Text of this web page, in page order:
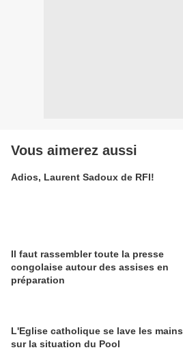
Vous aimerez aussi
Adios, Laurent Sadoux de RFI!
Il faut rassembler toute la presse
congolaise autour des assises en
préparation
L'Eglise catholique se lave les mains
sur la situation du Pool